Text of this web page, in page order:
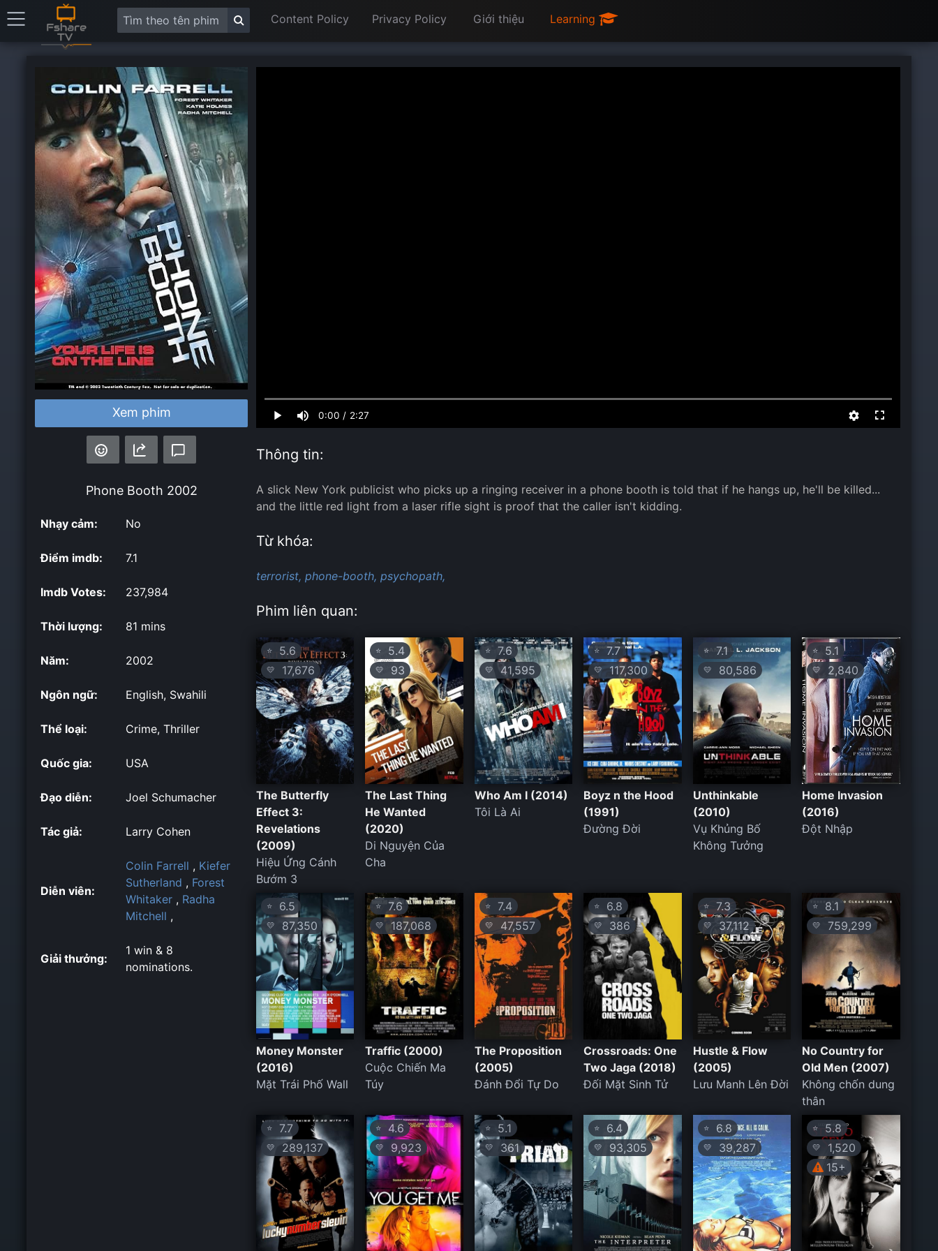
Content Policy Privacy Policy Giới thiệu Learning
Xem phim
Phone Booth 2002
Nhạy cảm: No
Điểm imdb: 7.1
Imdb Votes: 237,984
Thời lượng: 81 mins
Năm: 2002
Ngôn ngữ: English, Swahili
Thể loại: Crime, Thriller
Quốc gia: USA
Đạo diễn: Joel Schumacher
Tác giả: Larry Cohen
Diễn viên:
Colin Farrell , Kiefer
Sutherland , Forest
Whitaker , Radha
Mitchell ,
Giải thưởng:
1 win & 8
nominations.
0:00 / 2:27
0.00%
Thông tin:
A slick New York publicist who picks up a ringing receiver in a phone booth is told that if he hangs up, he'll be killed...
and the little red light from a laser rifle sight is proof that the caller isn't kidding.
Từ khóa:
terrorist, phone-booth, psychopath,
Phim liên quan:
⭐ 5.6
💛 17,676
The Butterfly
Effect 3:
Revelations
(2009)
Hiệu Ứng Cánh
Bướm 3
⭐ 5.4
💛 93
The Last Thing
He Wanted
(2020)
Di Nguyện Của
Cha
⭐7.6
💛 41,595
Who Am I (2014)
Tôi Là Ai
⭐ 7.7
💛 117,300
Boyz n the Hood
(1991)
Đường Đời
⭐7.1
💛 80,586
Unthinkable
(2010)
Vụ Khủng Bố
Không Tưởng
⭐ 5.1
💛 2,840
Home Invasion
(2016)
Đột Nhập
⭐ 6.5
💛 87,350
Money Monster
(2016)
Mặt Trái Phố Wall
⭐ 7.6
💛 187,068
Traffic (2000)
Cuộc Chiến Ma
Túy
⭐7.4
💛 47,557
The Proposition
(2005)
Đánh Đổi Tự Do
⭐ 6.8
💛 386
Crossroads: One
Two Jaga (2018)
Đối Mặt Sinh Tử
⭐7.3
💛 37,112
Hustle & Flow
(2005)
Lưu Manh Lên Đời
⭐ 8.1
💛 759,299
No Country for
Old Men (2007)
Không chốn dung
thân
⭐ 7.7
💛 289,137
⭐ 4.6
💛 9,923
⭐5.1
💛 361
⭐ 6.4
💛 93,305
⭐6.8
💛 39,287
⭐ 5.8
💛
1,520
15+